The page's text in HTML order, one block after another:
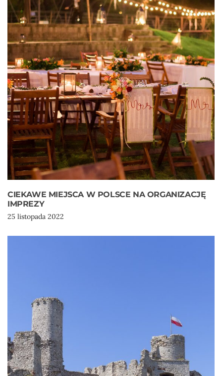
CIEKAWE MIEJSCA W POLSCE NA ORGANIZACJĘ
IMPREZY
25 listopada 2022